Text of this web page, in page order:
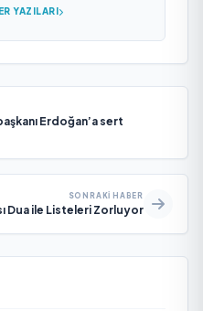
YAZILARI
Erdoğan’a sert
SONRAKI HABER
Dua ile Listeleri Zorluyor